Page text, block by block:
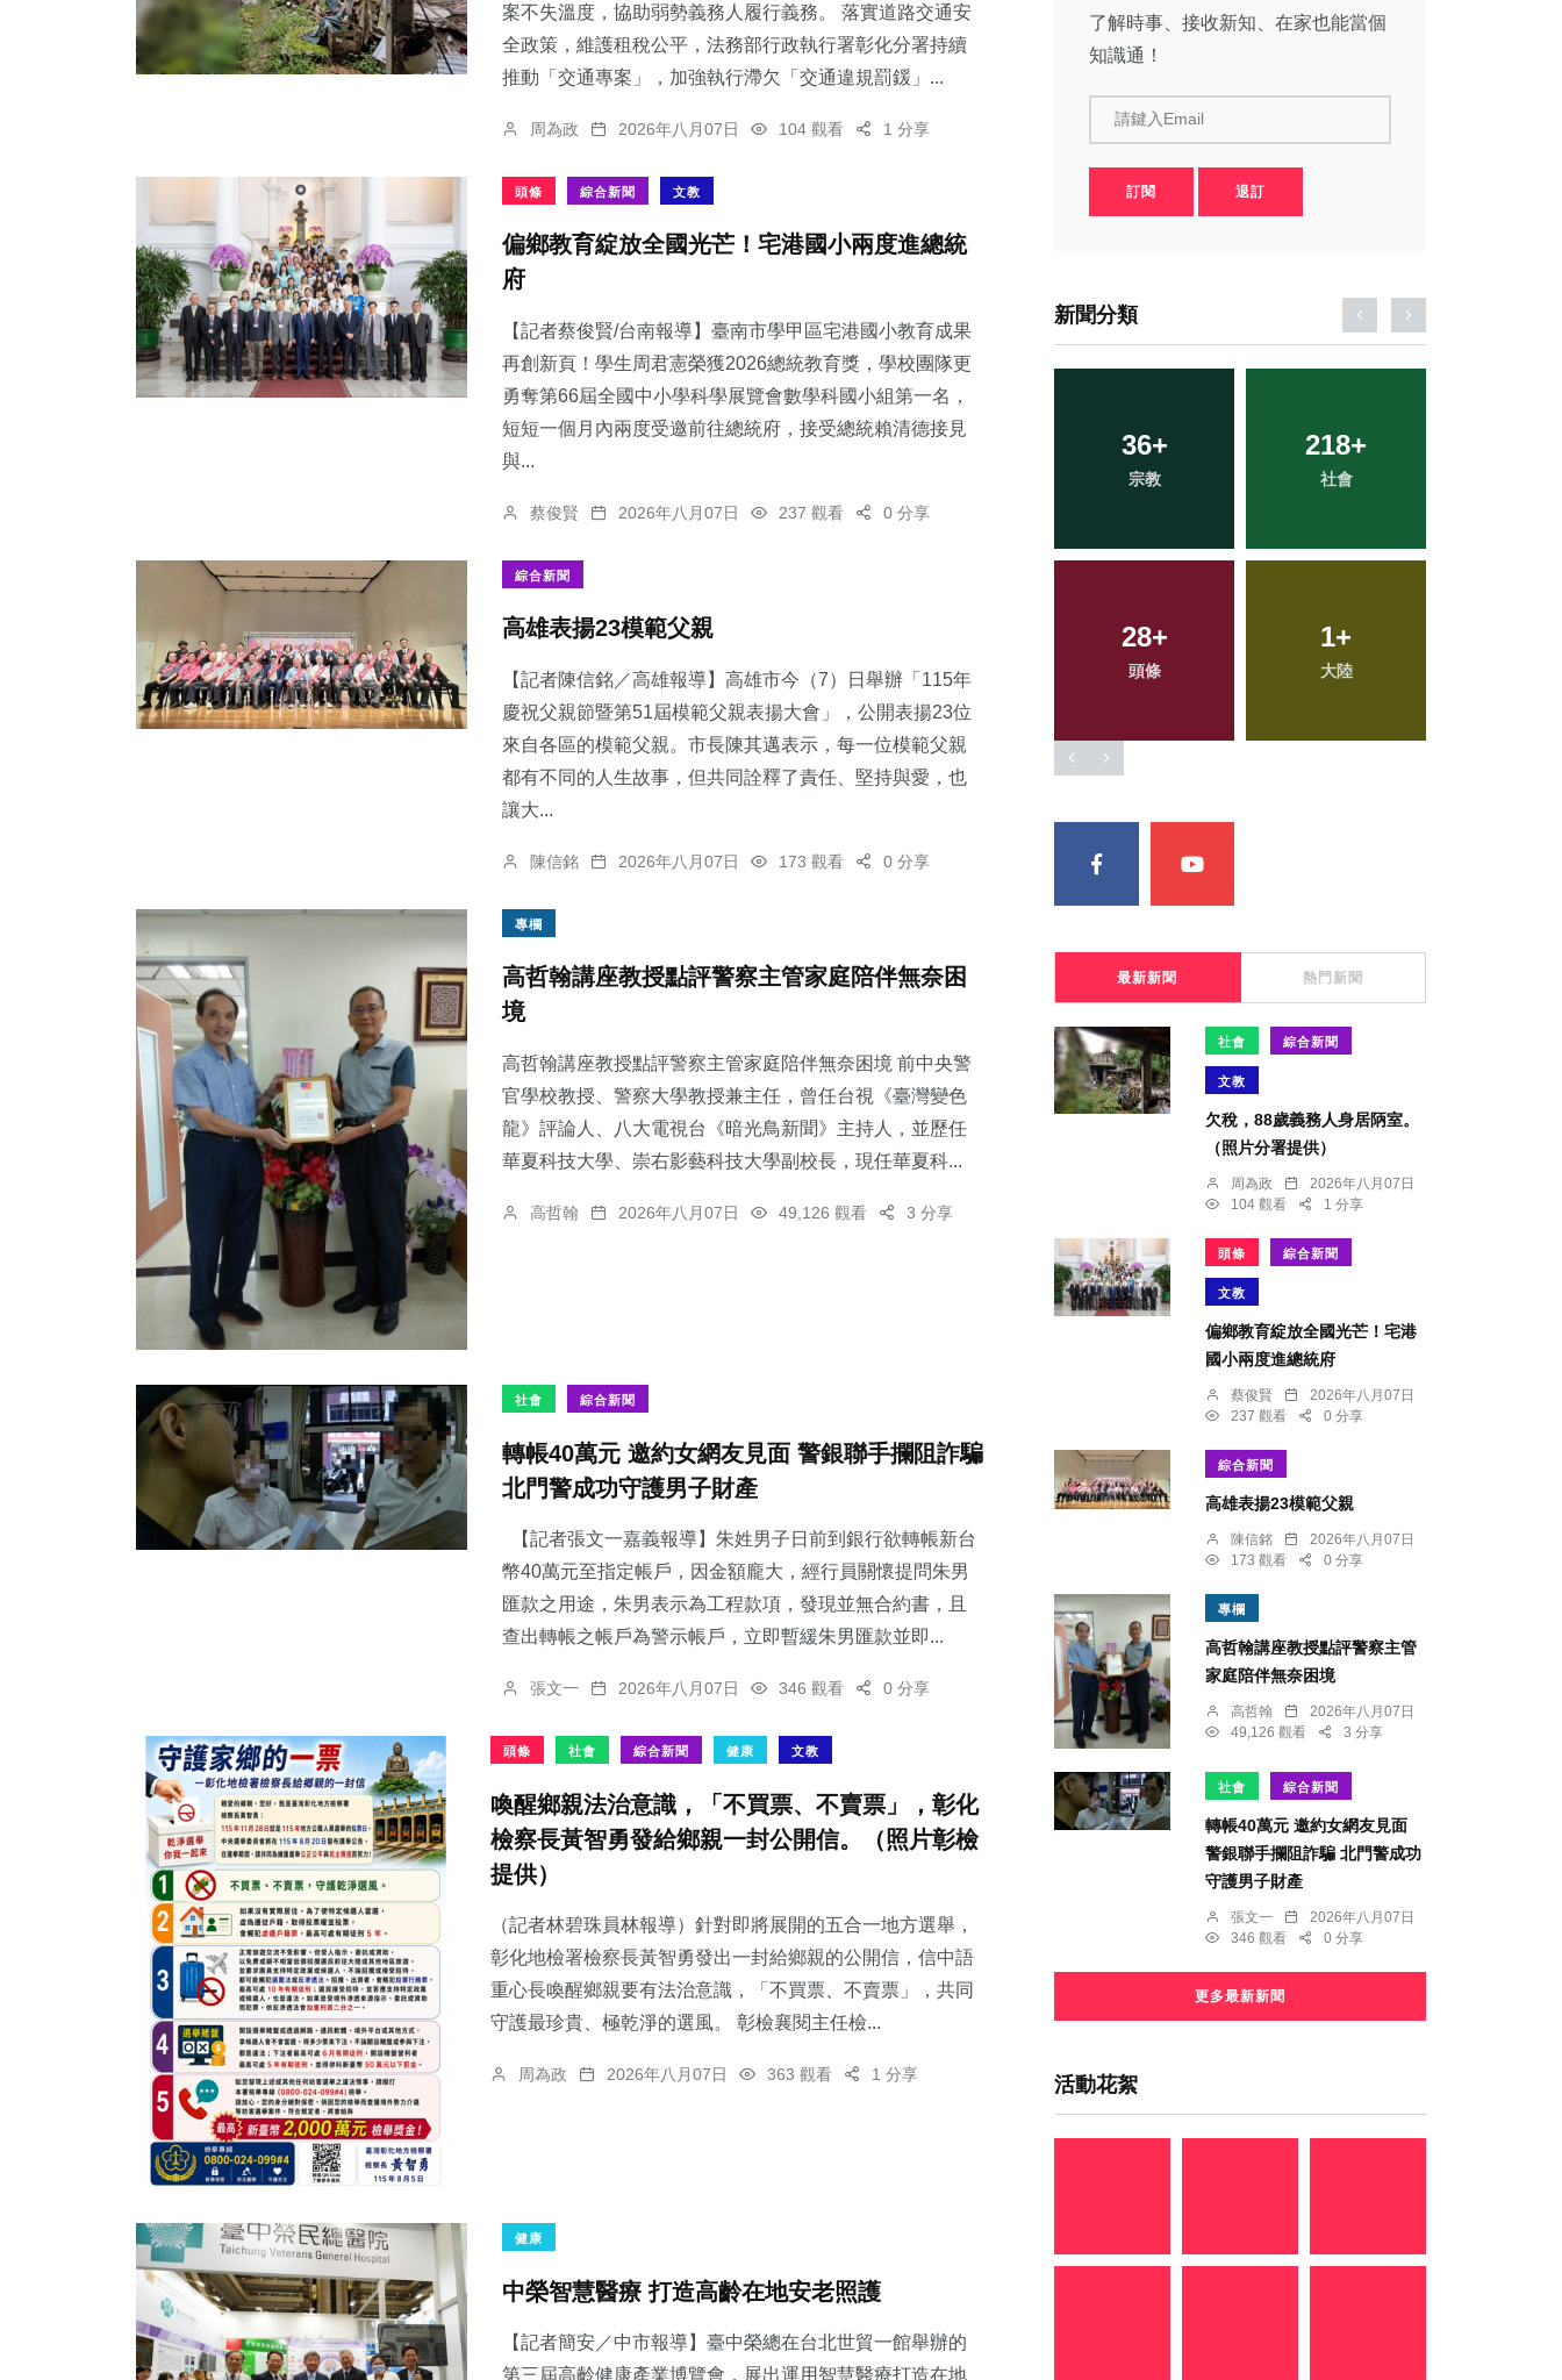
案不失溫度，協助弱勢義務人履行義務。 落實道路交通安
全政策，維護租稅公平，法務部行政執行署彰化分署持續
推動「交通專案」，加強執行滯欠「交通違規罰鍰」...
周為政 2026年八月07日 104 觀看 1 分享
頭條 綜合新聞 文教
偏鄉教育綻放全國光芒！宅港國小兩度進總統
府
【記者蔡俊賢/台南報導】臺南市學甲區宅港國小教育成果
再創新頁！學生周君憲榮獲2026總統教育獎，學校團隊更
勇奪第66屆全國中小學科學展覽會數學科國小組第一名，
短短一個月內兩度受邀前往總統府，接受總統賴清德接見
與...
蔡俊賢 2026年八月07日 237 觀看 0 分享
綜合新聞
​高雄表揚23模範父親
【記者陳信銘／高雄報導】高雄市今（7）日舉辦「115年
慶祝父親節暨第51屆模範父親表揚大會」，公開表揚23位
來自各區的模範父親。市長陳其邁表示，每一位模範父親
都有不同的人生故事，但共同詮釋了責任、堅持與愛，也
讓大...
陳信銘 2026年八月07日 173 觀看 0 分享
專欄
高哲翰講座教授點評警察主管家庭陪伴無奈困
境
高哲翰講座教授點評警察主管家庭陪伴無奈困境 前中央警
官學校教授、警察大學教授兼主任，曾任台視《臺灣變色
龍》評論人、八大電視台《暗光鳥新聞》主持人，並歷任
華夏科技大學、崇右影藝科技大學副校長，現任華夏科...
高哲翰 2026年八月07日 49,126 觀看 3 分享
社會 綜合新聞
轉帳40萬元 邀約女網友見面 警銀聯手攔阻詐騙
北門警成功守護男子財產
【記者張文一嘉義報導】朱姓男子日前到銀行欲轉帳新台
幣40萬元至指定帳戶，因金額龐大，經行員關懷提問朱男
匯款之用途，朱男表示為工程款項，發現並無合約書，且
查出轉帳之帳戶為警示帳戶，立即暫緩朱男匯款並即...
張文一 2026年八月07日 346 觀看 0 分享
頭條 社會 綜合新聞 健康 文教
喚醒鄉親法治意識，「不買票、不賣票」，彰化
檢察長黃智勇發給鄉親一封公開信。（照片彰檢
提供）
（記者林碧珠員林報導）針對即將展開的五合一地方選舉，
彰化地檢署檢察長黃智勇發出一封給鄉親的公開信，信中語
重心長喚醒鄉親要有法治意識，「不買票、不賣票」，共同
守護最珍貴、極乾淨的選風。 彰檢襄閱主任檢...
周為政 2026年八月07日 363 觀看 1 分享
健康
中榮智慧醫療 打造高齡在地安老照護
【記者簡安／中市報導】臺中榮總在台北世貿一館舉辦的
第三屆高齡健康產業博覽會，展出運用智慧醫療打造在地
了解時事、接收新知、在家也能當個
知識通！
請鍵入Email
訂閱 退訂
新聞分類
89 +
旅遊
40 +
64+
專欄
36 + 218
頭條 大陸
19+
科技新知
115+
健康
128+
文教
89+
旅遊
最新新聞 熱門新聞
社會 綜合新聞
文教
欠稅，88歲義務人身居陃室。
（照片分署提供）
周為政
2026年八月07日
104 觀看
1 分享
頭條 綜合新聞
文教
偏鄉教育綻放全國光芒！宅港
國小兩度進總統府
蔡俊賢
2026年八月07日
237 觀看
0 分享
綜合新聞
​高雄表揚23模範父親
陳信銘
2026年八月07日
173 觀看
0 分享
專欄
高哲翰講座教授點評警察主管
家庭陪伴無奈困境
高哲翰
2026年八月07日
49,126 觀看
3 分享
社會 綜合新聞
轉帳40萬元 邀約女網友見面
警銀聯手攔阻詐騙 北門警成功
守護男子財產
張文一
2026年八月07日
346 觀看
0 分享
更多最新新聞
活動花絮